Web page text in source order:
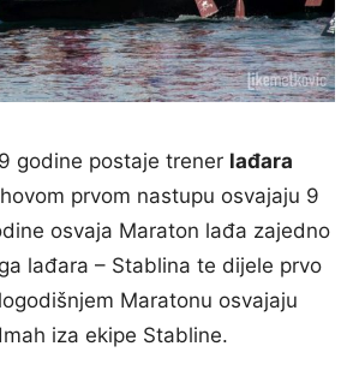
godine postaje trener lađara
prvom nastupu osvajaju 9
osvaja Maraton lađa zajedno
lađara – Stablina te dijele prvo
Maratonu osvajaju
iza ekipe Stabline.